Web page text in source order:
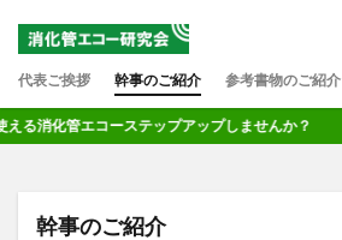
代表ご挨拶 幹事のご紹介 参考書物のご紹介
消化管エコーステップアップしませんか？
幹事のご紹介